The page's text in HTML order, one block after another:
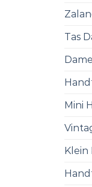
Tas
Mini
Klein